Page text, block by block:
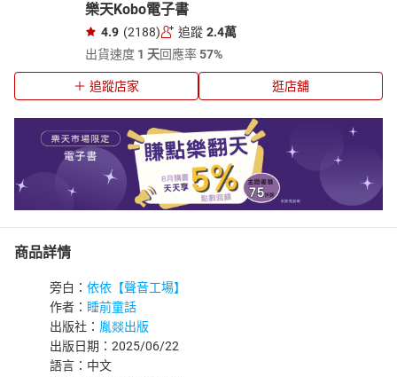
樂天Kobo電子書
4.9 (2188) 追蹤 2.4萬
出貨速度 1 天回應率57%
追蹤店家 逛店舖
商品詳情
旁白： 依依【聲音工場】
作者： 睡前童話
出版社： 胤燚出版
出版日期：2025/06/22
語言：中文